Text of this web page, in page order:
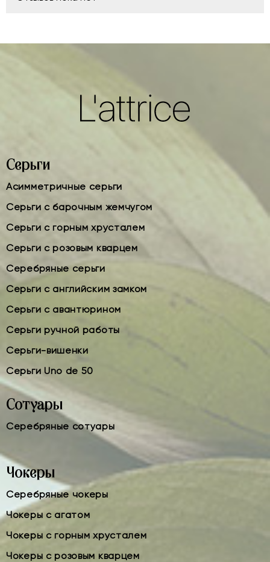
Серьги
Асимметричные серьги
Серьги с барочным жемчугом
Серьги с горным хрусталем
Серьги с розовым кварцем
Серебряные серьги
Серьги с английским замком
Серьги с авантюрином
Серьги ручной работы
Серьги-вишенки
Серьги Uno de 50
Сотуары
Серебряные сотуары
Чокеры
Серебряные чокеры
Чокеры с агатом
Чокеры с горным хрусталем
Чокеры с розовым кварцем